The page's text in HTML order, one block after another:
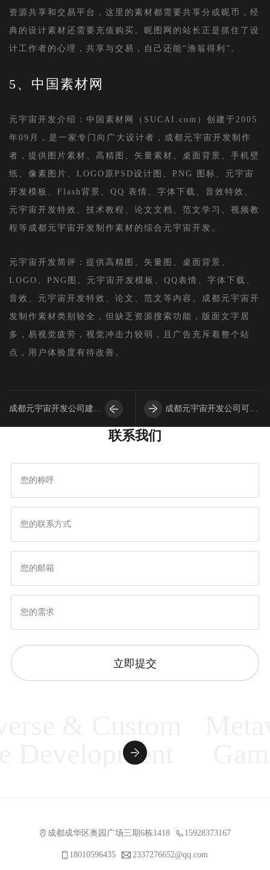
资源共享和交易平台，这里的素材都需要共享分或昵币，经
典的设计素材还需要充值购买。昵图网的站长正是抓住了设
计工作者的心理，共享与交易，自己还能“渔翁得利”。
5、中国素材网
元宇宙开发介绍：中国素材网（SUCAI.com）创建于2005
年09月，是一家专门向广大设计者，成都元宇宙开发制作
者，提供图片素材、高精图、矢量素材、桌面背景、手机壁
纸、像素图片、LOGO原PSD设计图、PNG 图标、元宇宙
开发模板、Flash背景、QQ 表情、字体下载、音效特效、
元宇宙开发特效、技术教程、论文文档、范文学习、视频教
程等成都元宇宙开发制作素材的综合元宇宙开发。
元宇宙开发简评：提供高精图、矢量图、桌面背景、
LOGO、PNG图、元宇宙开发模板、QQ表情、字体下载、
音效、元宇宙开发特效、论文、范文等内容。成都元宇宙开
发制作素材类别较全，但缺乏资源搜索功能，版面文字居
多，易视觉疲劳，视觉冲击力较弱，且广告充斥着整个站
点，用户体验度有待改善。
成都元宇宙开发公司建元
定要知晓
成都元宇宙开发公司可以
联系我们
立即提交
成都成华区奥园广场三期6栋1418 15928373167
18010596435 2337276652@qq.com